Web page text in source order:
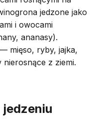
jedzone jako
i owocami
ananasy).
mięso, ryby, jajka,
nierosnące z ziemi.
jedzeniu